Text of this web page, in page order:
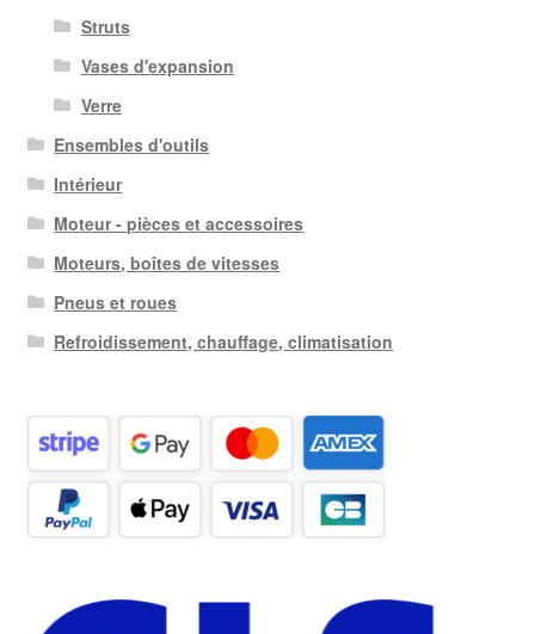
Struts
Vases d'expansion
Verre
Ensembles d'outils
Intérieur
Moteur - pièces et accessoires
Moteurs, boîtes de vitesses
Pneus et roues
Refroidissement, chauffage, climatisation